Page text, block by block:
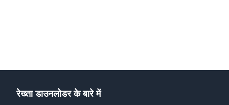
रेख्ता डाउनलोडर के बारे में